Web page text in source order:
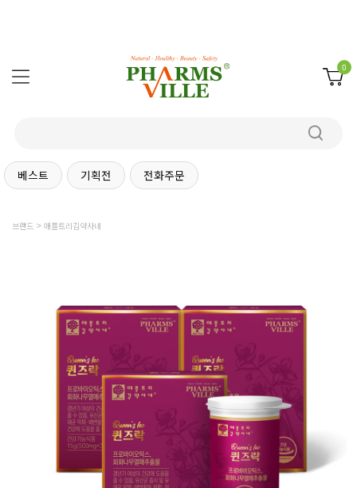
0
베스트 기획전 전화주문
브랜드 애플트리김약사네